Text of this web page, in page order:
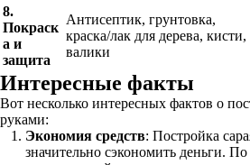
8.
Покраск
а и
защита
Антисептик, грунтовка,
краска/лак для дерева, кисти,
валики
Интересные факты
Вот несколько интересных фактов о
руками:
Экономия средств: Постройка
значительно сэкономить деньги.